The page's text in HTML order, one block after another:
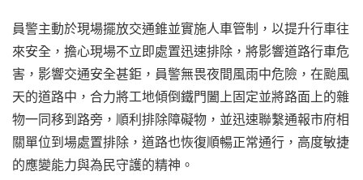
員警主動於現場擺放交通錐並實施人車管制，以提升行車往
來安全，擔心現場不立即處置迅速排除，將影響道路行車危
害，影響交通安全甚鉅，員警無畏夜間風雨中危險，在颱風
天的道路中，合力將工地傾倒鐵門闔上固定並將路面上的雜
物一同移到路旁，順利排除障礙物，並迅速聯繫通報市府相
關單位到場處置排除，道路也恢復順暢正常通行，高度敏捷
的應變能力與為民守護的精神。